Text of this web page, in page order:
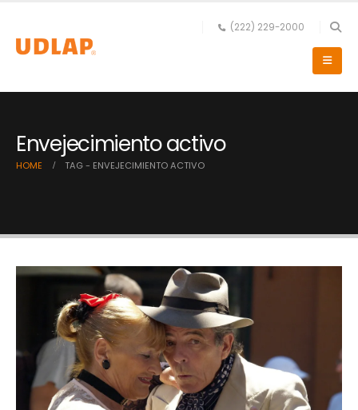
(222) 229-2000
Envejecimiento activo
HOME TAG - ENVEJECIMIENTO ACTIVO